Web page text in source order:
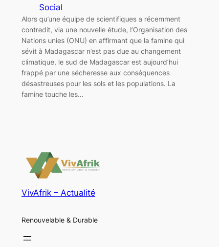
Social
Alors qu’une équipe de scientifiques a récemment
contredit, via une nouvelle étude, l’Organisation des
Nations unies (ONU) en affirmant que la famine qui
sévit à Madagascar n’est pas due au changement
climatique, le sud de Madagascar est aujourd’hui
frappé par une sécheresse aux conséquences
désastreuses pour les sols et les populations. La
famine touche les…
VivAfrik – Actualité
Renouvelable & Durable